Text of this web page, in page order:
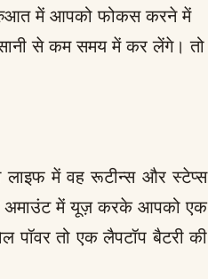
में आपको फोकस करने में
से कम समय में कर लेंगे। तो
लाइफ में वह रूटीन्स और स्टेप्स
अमाउंट में यूज़ करके आपको एक
तो एक लैपटॉप बैटरी की